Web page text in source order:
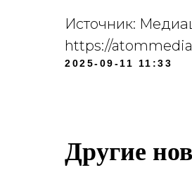
Источник:
https://
2025-09-11 11:33
Другие